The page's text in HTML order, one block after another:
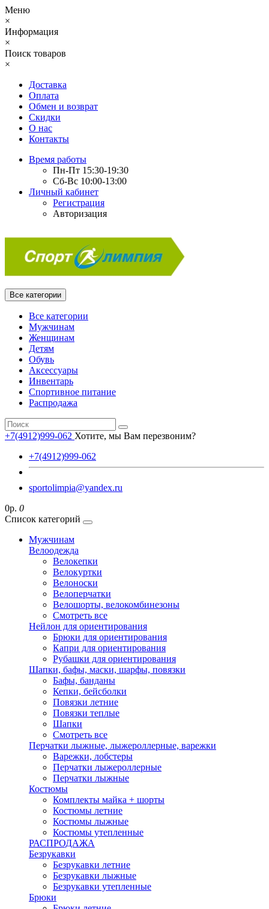
Меню
×
Информация
×
Поиск товаров
×
Доставка
Оплата
Обмен и возврат
Скидки
О нас
Контакты
Время работы
Пн-Пт 15:30-19:30
Сб-Вс 10:00-13:00
Личный кабинет
Регистрация
Авторизация
Все категории
Все категории
Мужчинам
Женщинам
Детям
Обувь
Аксессуары
Инвентарь
Спортивное питание
Распродажа
+7(4912)999-062 Хотите, мы Вам перезвоним?
+7(4912)999-062
sportolimpia@yandex.ru
0р. 0
Список категорий
Мужчинам
Велоодежда
Велокепки
Велокуртки
Велоноски
Велоперчатки
Велошорты, велокомбинезоны
Смотреть все
Нейлон для ориентирования
Брюки для ориентирования
Капри для ориентирования
Рубашки для ориентирования
Шапки, бафы, маски, шарфы, повязки
Бафы, банданы
Кепки, бейсболки
Повязки летние
Повязки теплые
Шапки
Смотреть все
Перчатки лыжные, лыжероллерные, варежки
Варежки, лобстеры
Перчатки лыжероллерные
Перчатки лыжные
Костюмы
Комплекты майка + шорты
Костюмы летние
Костюмы лыжные
Костюмы утепленные
РАСПРОДАЖА
Безрукавки
Безрукавки летние
Безрукавки лыжные
Безрукавки утепленные
Брюки